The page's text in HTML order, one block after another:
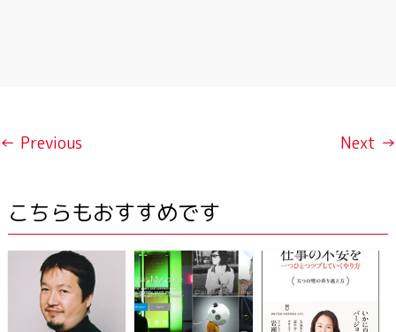
← Previous Next →
こちらもおすすめです